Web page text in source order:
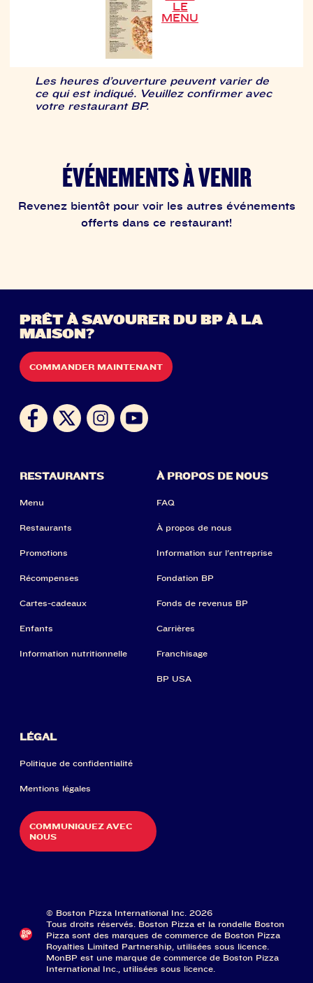
LE
MENU
Les heures d’ouverture peuvent varier de
ce qui est indiqué. Veuillez confirmer avec
votre restaurant BP.
ÉVÉNEMENTS À VENIR
Revenez bientôt pour voir les autres événements
offerts dans ce restaurant!
PRÊT À SAVOURER DU BP À LA
MAISON?
COMMANDER MAINTENANT
RESTAURANTS
Menu
Restaurants
Promotions
Récompenses
Cartes-cadeaux
Enfants
Information nutritionnelle
À PROPOS DE NOUS
FAQ
À propos de nous
Information sur l'entreprise
Fondation BP
Fonds de revenus BP
Carrières
Franchisage
BP USA
LÉGAL
Politique de confidentialité
Mentions légales
COMMUNIQUEZ AVEC
NOUS
© Boston Pizza International Inc. 2026
Tous droits réservés. Boston Pizza et la rondelle Boston
Pizza sont des marques de commerce de Boston Pizza
Royalties Limited Partnership, utilisées sous licence.
MonBP est une marque de commerce de Boston Pizza
International Inc., utilisées sous licence.